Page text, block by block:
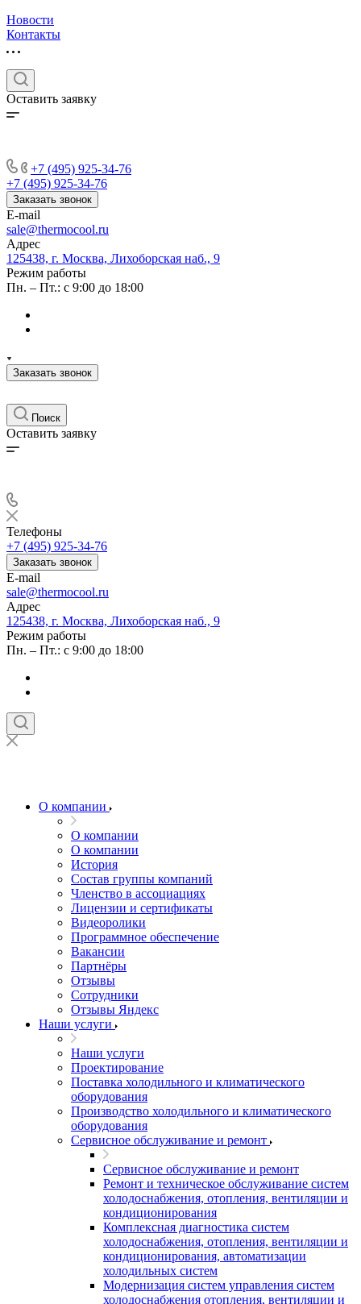
Новости
Контакты
Оставить заявку
+7 (495) 925-34-76
+7 (495) 925-34-76
Заказать звонок
E-mail
sale@thermocool.ru
Адрес
125438, г. Москва, Лихоборская наб., 9
Режим работы
Пн. – Пт.: с 9:00 до 18:00
Заказать звонок
Поиск
Оставить заявку
Телефоны
+7 (495) 925-34-76
Заказать звонок
E-mail
sale@thermocool.ru
Адрес
125438, г. Москва, Лихоборская наб., 9
Режим работы
Пн. – Пт.: с 9:00 до 18:00
О компании
О компании
О компании
История
Состав группы компаний
Членство в ассоциациях
Лицензии и сертификаты
Видеоролики
Программное обеспечение
Вакансии
Партнёры
Отзывы
Сотрудники
Отзывы Яндекс
Наши услуги
Наши услуги
Проектирование
Поставка холодильного и климатического
оборудования
Производство холодильного и климатического
оборудования
Сервисное обслуживание и ремонт
Сервисное обслуживание и ремонт
Ремонт и техническое обслуживание систем
холодоснабжения, отопления, вентиляции и
кондиционирования
Комплексная диагностика систем
холодоснабжения, отопления, вентиляции и
кондиционирования, автоматизации
холодильных систем
Модернизация систем управления систем
холодоснабжения отопления, вентиляции и